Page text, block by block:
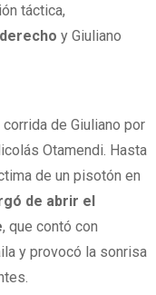
táctica,
y Giuliano
de Giuliano por
Otamendi. Hasta
de un pisotón en
de abrir el
, que contó con
y provocó la sonrisa